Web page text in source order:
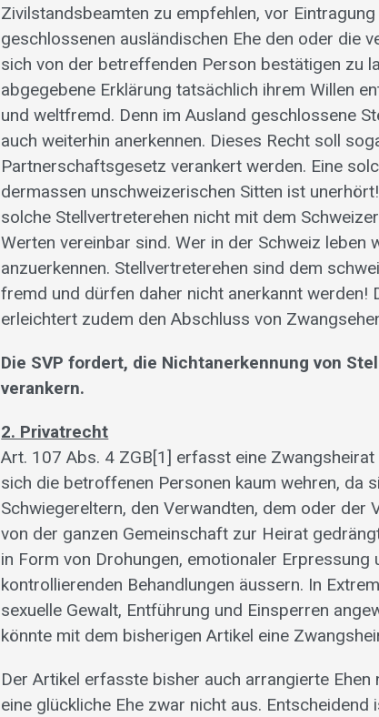
Zivilstandsbeamten zu empfehlen, vor
geschlossenen ausländischen Ehe den oder die
sich von der betreffenden Person bestätigen zu
abgegebene Erklärung tatsächlich ihrem Willen
und weltfremd. Denn im Ausland geschlossene
auch weiterhin anerkennen. Dieses Recht soll
Partnerschaftsgesetz verankert werden. Eine
dermassen unschweizerischen Sitten ist
solche Stellvertreterehen nicht mit dem
Werten vereinbar sind. Wer in der Schweiz leben
anzuerkennen. Stellvertreterehen sind dem
fremd und dürfen daher nicht anerkannt werden!
erleichtert zudem den Abschluss von
Die SVP fordert, die Nichtanerkennung von
verankern.
2. Privatrecht
Art. 107 Abs. 4 ZGB[1] erfasst eine
sich die betroffenen Personen kaum wehren, da
Schwiegereltern, den Verwandten, dem oder der
von der ganzen Gemeinschaft zur Heirat
in Form von Drohungen, emotionaler Erpressung
kontrollierenden Behandlungen äussern. In
sexuelle Gewalt, Entführung und Einsperren
könnte mit dem bisherigen Artikel eine
Der Artikel erfasste bisher auch arrangierte
eine glückliche Ehe zwar nicht aus.